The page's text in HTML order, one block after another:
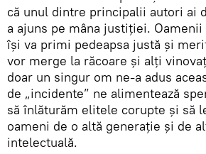
că unul dintre principalii autori ai
a ajuns pe mâna justiţiei. Oamenii
îşi va primi pedeapsa justă şi
vor merge la răcoare şi alţi
doar un singur om ne-a adus
de „incidente” ne alimentează
să înlăturăm elitele corupte şi să
oameni de o altă generaţie şi de
intelectuală.